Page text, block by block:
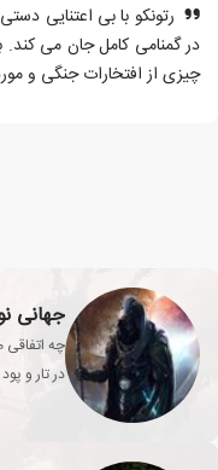
رتونکو با بی اعتنایی
در گمنامی کامل جان می
چیزی از افتخارات جنگی و
جهانی
چه اتفاقی
در تار و